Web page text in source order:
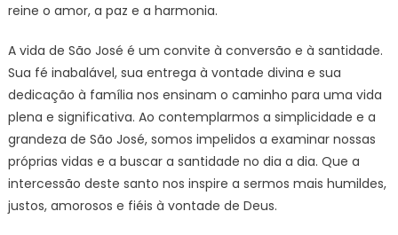
reine o amor, a paz e a harmonia.
A vida de São José é um convite à conversão e à santidade.
Sua fé inabalável, sua entrega à vontade divina e sua
dedicação à família nos ensinam o caminho para uma vida
plena e significativa. Ao contemplarmos a simplicidade e a
grandeza de São José, somos impelidos a examinar nossas
próprias vidas e a buscar a santidade no dia a dia. Que a
intercessão deste santo nos inspire a sermos mais humildes,
justos, amorosos e fiéis à vontade de Deus.